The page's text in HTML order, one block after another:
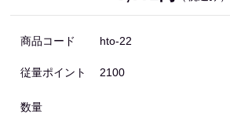
商品コード hto-22
従量ポイント 2100
数量